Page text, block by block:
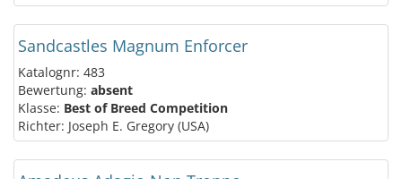
Sandcastles Magnum Enforcer
Katalognr: 483
Bewertung: absent
Klasse: Best of Breed Competition
Richter: Joseph E. Gregory (USA)